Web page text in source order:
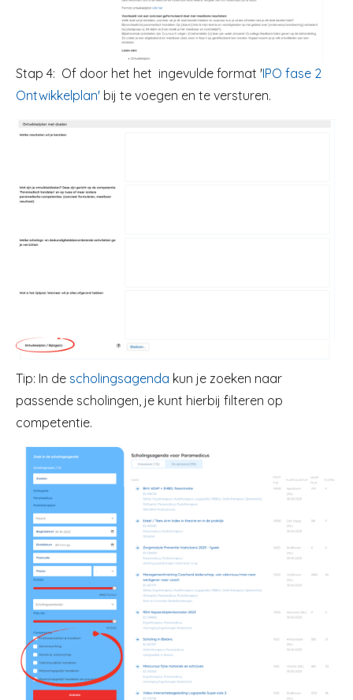
Stap 4: Of door het het ingevulde format 'IPO fase 2
Ontwikkelplan' bij te voegen en te versturen.
Image
Tip: In de scholingsagenda kun je zoeken naar
passende scholingen, je kunt hierbij filteren op
competentie.
Image